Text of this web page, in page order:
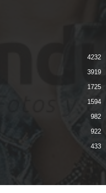
4232
3919
1725
1594
982
922
433